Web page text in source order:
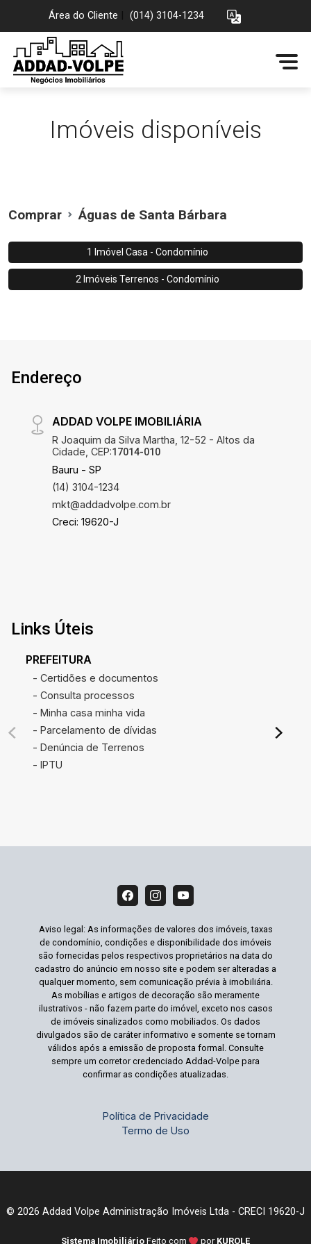
Área do Cliente (014) 3104-1234
Imóveis disponíveis
Comprar Águas de Santa Bárbara
1 Imóvel Casa - Condomínio
2 Imóveis Terrenos - Condomínio
Endereço
ADDAD VOLPE IMOBILIÁRIA
R Joaquim da Silva Martha, 12-52 - Altos da
Cidade, CEP:17014-010
Bauru - SP
(14) 3104-1234
mkt@addadvolpe.com.br
Creci: 19620-J
Links Úteis
PREFEITURA
- Certidões e documentos
- Consulta processos
- Minha casa minha vida
- Parcelamento de dívidas
- Denúncia de Terrenos
- IPTU
Aviso legal: As informações de valores dos imóveis, taxas
de condomínio, condições e disponibilidade dos imóveis
são fornecidas pelos respectivos proprietários na data do
cadastro do anúncio em nosso site e podem ser alteradas a
qualquer momento, sem comunicação prévia à imobiliária.
As mobílias e artigos de decoração são meramente
ilustrativos - não fazem parte do imóvel, exceto nos casos
de imóveis sinalizados como mobiliados. Os dados
divulgados são de caráter informativo e somente se tornam
válidos após a emissão de proposta formal. Consulte
sempre um corretor credenciado Addad-Volpe para
confirmar as condições atualizadas.
Política de Privacidade
Termo de Uso
© 2026 Addad Volpe Administração Imóveis Ltda - CRECI 19620-J
Sistema Imobiliário Feito com por KUROLE